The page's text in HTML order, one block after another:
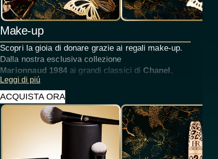
Make-up
Scopri la gioia di donare grazie ai regali make-up.
Dalla nostra esclusiva collezione
Marionnaud 1984 ai grandi classici di Chanel ,
Dior,Lancôme
fondotinta, mascara, rossetti e lip oil voumizzanti,
pensati per infondere sicurezza e gioia durante le
Leggi di piú
ACQUISTA ORA